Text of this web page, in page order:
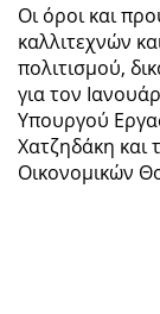
Οι όροι και
καλλιτεχνών
πολιτισμού,
για τον
Υπουργού
Χατζηδάκη
Οικονομικών